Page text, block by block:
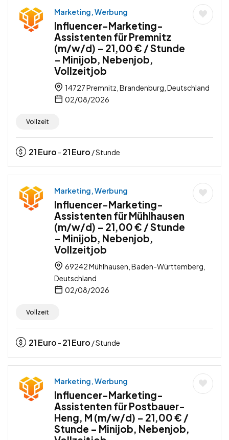
Marketing, Werbung
Influencer-Marketing-
Assistenten für Premnitz
(m/w/d) – 21,00 € / Stunde
– Minijob, Nebenjob,
Vollzeitjob
14727 Premnitz, Brandenburg, Deutschland
02/08/2026
Vollzeit
21Euro - 21Euro / Stunde
Marketing, Werbung
Influencer-Marketing-
Assistenten für Mühlhausen
(m/w/d) – 21,00 € / Stunde
– Minijob, Nebenjob,
Vollzeitjob
69242 Mühlhausen, Baden-Württemberg,
Deutschland
02/08/2026
Vollzeit
21Euro - 21Euro / Stunde
Marketing, Werbung
Influencer-Marketing-
Assistenten für Postbauer-
Heng, M (m/w/d) – 21,00 € /
Stunde – Minijob, Nebenjob,